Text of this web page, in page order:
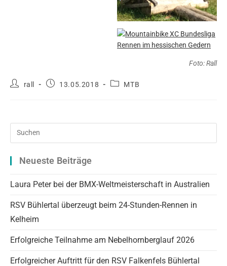
Foto: Rall
Beitrags-
rall
Beitrag13.05.2018
Beitrags-
MTB
Neueste Beiträge
Laura Peter bei der BMX-Weltmeisterschaft in Australien
RSV Bühlertal überzeugt beim 24-Stunden-Rennen in
Kelheim
Erfolgreiche Teilnahme am Nebelhornberglauf 2026
Erfolgreicher Auftritt für den RSV Falkenfels Bühlertal